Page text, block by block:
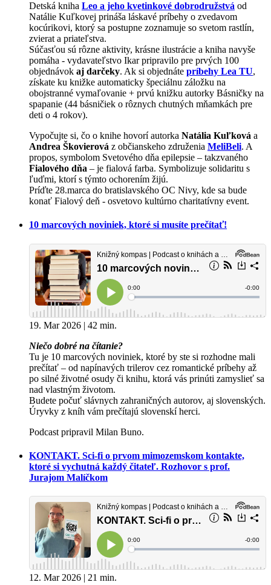
Detská kniha Leo a jeho kvetinkové dobrodružstvá od
Natálie Kuľkovej prináša láskavé príbehy o zvedavom
kocúrikovi, ktorý sa postupne zoznamuje so svetom rastlín,
zvierat a priateľstva.
Súčasťou sú rôzne aktivity, krásne ilustrácie a kniha navyše
pomáha - vydavateľstvo Ikar pripravilo pre prvých 100
objednávok aj darčeky. Ak si objednáte príbehy Lea TU,
získate ku knižke automaticky špeciálnu záložku na
obojstranné vymaľovanie + prvú knižku autorky Básničky na
spapanie (44 básničiek o rôznych chutných mňamkách pre
deti o 4 rokov).
Vypočujte si, čo o knihe hovorí autorka Natália Kuľková a
Andrea Škovierová z občianskeho združenia MeliBeli. A
propos, symbolom Svetového dňa epilepsie – takzvaného
Fialového dňa – je fialová farba. Symbolizuje solidaritu s
ľuďmi, ktorí s týmto ochorením žijú.
Príďte 28.marca do bratislavského OC Nivy, kde sa bude
konať Fialový deň - osvetovo kultúrno charitatívny event.
10 marcových noviniek, ktoré si musíte prečítať!
19. Mar 2026 | 42 min.
Niečo dobré na čítanie?
Tu je 10 marcových noviniek, ktoré by ste si rozhodne mali
prečítať – od napínavých trilerov cez romantické príbehy až
po silné životné osudy či knihu, ktorá vás prinúti zamyslieť sa
nad vlastným životom.
Budete počuť slávnych zahraničných autorov, aj slovenských.
Úryvky z kníh vám prečítajú slovenskí herci.
Podcast pripravil Milan Buno.
KONTAKT. Sci-fi o prvom mimozemskom kontakte,
ktoré si vychutná každý čitateľ. Rozhovor s prof.
Jurajom Malíčkom
12. Mar 2026 | 21 min.